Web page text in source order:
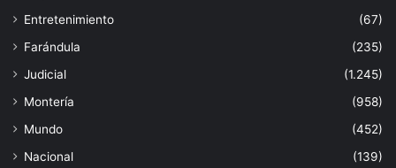
Entretenimiento
(67)
Farándula
(235)
Judicial
(1.245)
Montería
(958)
Mundo
(452)
Nacional
(139)